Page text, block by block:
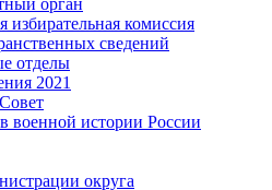
орган
избирательная комиссия
сведений
отделы
2021
военной истории России
округа